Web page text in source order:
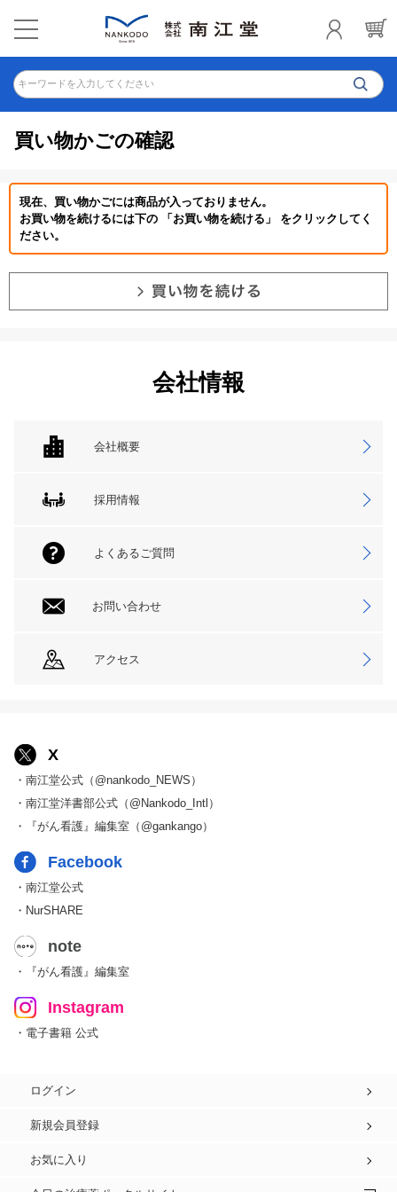
キーワードを入力してください
買い物かごの確認
現在、買い物かごには商品が入っておりません。
お買い物を続けるには下の 「お買い物を続ける」 をクリックしてく
ださい。
会社情報
会社概要
採用情報
よくあるご質問
お問い合わせ
アクセス
X
・南江堂公式（@nankodo_NEWS）
・南江堂洋書部公式（@Nankodo_Intl）
・『がん看護』編集室（@gankango）
Facebook
・南江堂公式
・NurSHARE
note
・『がん看護』編集室
Instagram
・電子書籍 公式
ログイン
新規会員登録
お気に入り